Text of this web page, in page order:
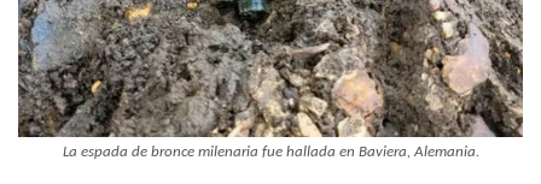
La espada de bronce milenaria fue hallada en Baviera, Alemania.